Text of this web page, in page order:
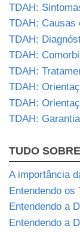
TDAH:
TDAH: Causas
TDAH:
TDAH:
TDAH:
TDAH:
TDAH:
TDAH:
TUDO
A importância
Entendendo os
Entendendo a
Entendendo a